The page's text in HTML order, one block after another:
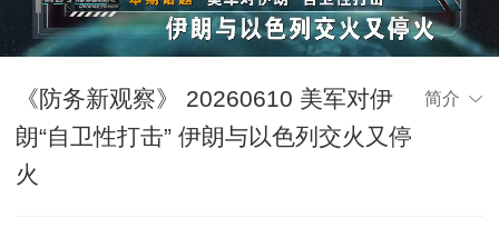
《防务新观察》 20260610 美军对伊
朗“自卫性打击” 伊朗与以色列交火又停
火
简介